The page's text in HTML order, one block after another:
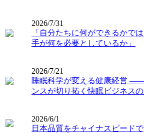
2026/7/31
「自分たちに何ができるかで
手が何を必要としているか」
2026/7/21
睡眠科学が変える健康経営
ンスが切り拓く快眠ビジネス
2026/6/1
日本品質をチャイナスピードで